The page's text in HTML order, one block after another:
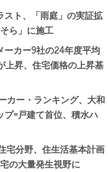
ト、「雨庭」の実証拡
ら」に施工
ーカー9社の24年度平均
上昇、住宅価格の上昇基
カー・ランキング、大和
=戸建て首位、積水ハ
宅分野、住生活基本計画
の大量発生視野に